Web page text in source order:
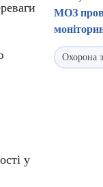
у
МОЗ
Охорона